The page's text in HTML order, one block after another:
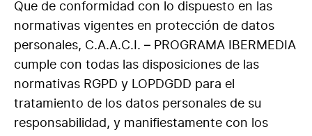
Que de conformidad con lo dispuesto en las
normativas vigentes en protección de datos
personales, C.A.A.C.I. – PROGRAMA IBERMEDIA
cumple con todas las disposiciones de las
normativas RGPD y LOPDGDD para el
tratamiento de los datos personales de su
responsabilidad, y manifiestamente con los